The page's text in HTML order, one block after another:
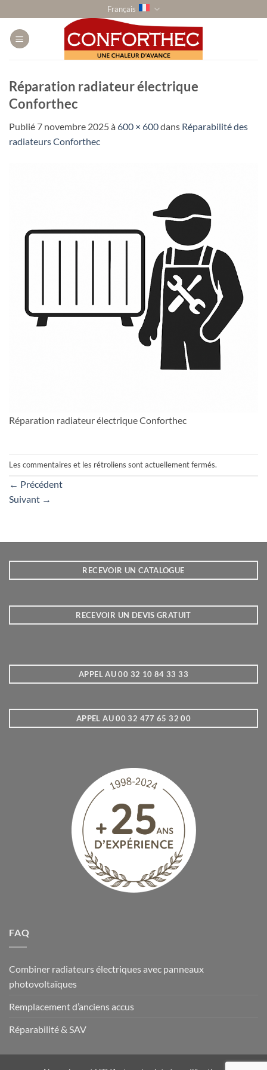
au
contenu
Français
Réparation radiateur électrique
Conforthec
Publié 7 novembre 2025à 600 × 600dans Réparabilité des
radiateurs Conforthec
Réparation radiateur électrique Conforthec
Les commentaires et les rétroliens sont actuellement fermés.
← Précédent
Suivant →
RECEVOIR UN CATALOGUE
RECEVOIR UN DEVIS GRATUIT
APPEL AU 00 32 10 84 33 33
APPEL AU 00 32 477 65 32 00
FAQ
Combiner radiateurs électriques avec panneaux
photovoltaïques
Remplacement d’anciens accus
Réparabilité & SAV